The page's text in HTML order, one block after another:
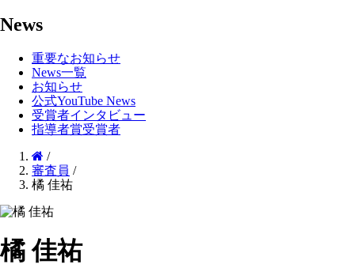
News
重要なお知らせ
News一覧
お知らせ
公式YouTube News
受賞者インタビュー
指導者賞受賞者
/
審査員 /
橘 佳祐
橘 佳祐